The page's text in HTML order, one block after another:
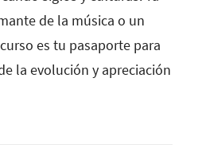
de la música o un
es tu pasaporte para
la evolución y apreciación